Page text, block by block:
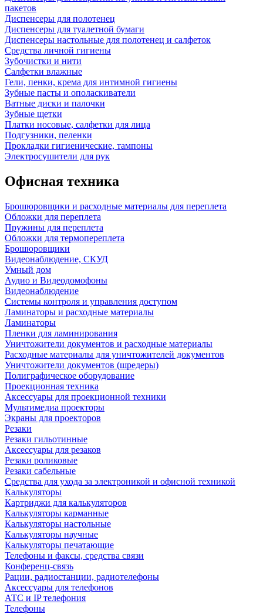
пакетов
Диспенсеры для полотенец
Диспенсеры для туалетной бумаги
Диспенсеры настольные для полотенец и салфеток
Средства личной гигиены
Зубочистки и нити
Салфетки влажные
Гели, пенки, крема для интимной гигиены
Зубные пасты и ополаскиватели
Ватные диски и палочки
Зубные щетки
Платки носовые, салфетки для лица
Подгузники, пеленки
Прокладки гигиенические, тампоны
Электросушители для рук
Офисная техника
Брошюровщики и расходные материалы для переплета
Обложки для переплета
Пружины для переплета
Обложки для термопереплета
Брошюровщики
Видеонаблюдение, СКУД
Умный дом
Аудио и Видеодомофоны
Видеонаблюдение
Системы контроля и управления доступом
Ламинаторы и расходные материалы
Ламинаторы
Пленки для ламинирования
Уничтожители документов и расходные материалы
Расходные материалы для уничтожителей документов
Уничтожители документов (шредеры)
Полиграфическое оборудование
Проекционная техника
Аксессуары для проекционной техники
Мультимедиа проекторы
Экраны для проекторов
Резаки
Резаки гильотинные
Аксессуары для резаков
Резаки роликовые
Резаки сабельные
Средства для ухода за электроникой и офисной техникой
Калькуляторы
Картриджи для калькуляторов
Калькуляторы карманные
Калькуляторы настольные
Калькуляторы научные
Калькуляторы печатающие
Телефоны и факсы, средства связи
Конференц-связь
Рации, радиостанции, радиотелефоны
Аксессуары для телефонов
АТС и IP телефония
Телефоны